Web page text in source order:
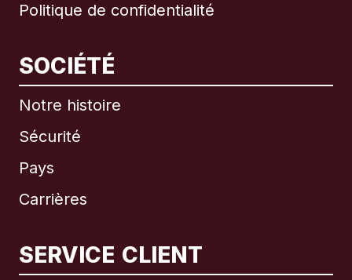
Politique de confidentialité
SOCIÉTÉ
Notre histoire
Sécurité
Pays
Carrières
SERVICE CLIENT
International English